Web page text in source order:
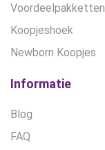
Voordeelpakketten
Koopjeshoek
Newborn Koopjes
Informatie
Blog
FAQ